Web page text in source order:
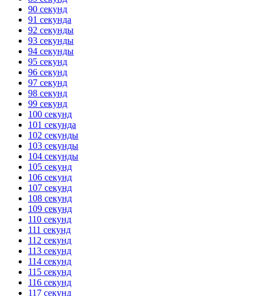
90 секунд
91 секунда
92 секунды
93 секунды
94 секунды
95 секунд
96 секунд
97 секунд
98 секунд
99 секунд
100 секунд
101 секунда
102 секунды
103 секунды
104 секунды
105 секунд
106 секунд
107 секунд
108 секунд
109 секунд
110 секунд
111 секунд
112 секунд
113 секунд
114 секунд
115 секунд
116 секунд
117 секунд